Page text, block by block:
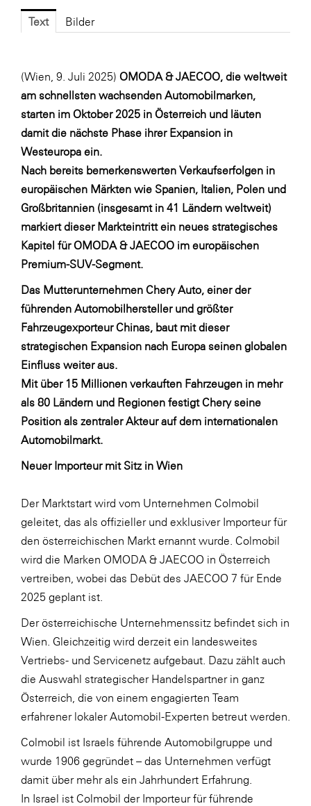
Fressnapf
FV Energierohstoff & Kraftstoff
Gas Connect Austria
GBV - Verband gemeinnütziger
Bauvereinigungen
Getzner Werkstoffe
Heimat Österreich
ikp
Johnson & Johnson
JELD-WEN DANA
LAT Nitrogen
Libro
Die Menü-Manufaktur
MTH Retail Group
OMV
PAGRO
PHH Rechtsanwält:innen
Salesforce
sebamed
SeneCura
SERVICE&MORE
SKINUANCE®
Somfy
Sony DADC
SPIEGLTEC
STIHL Tirol
Text Bilder
(Wien, 9. Juli 2025) OMODA & JAECOO, die weltweit
am schnellsten wachsenden Automobilmarken,
starten im Oktober 2025 in Österreich und läuten
damit die nächste Phase ihrer Expansion in
Westeuropa ein.
Nach bereits bemerkenswerten Verkaufserfolgen in
europäischen Märkten wie Spanien, Italien, Polen und
Großbritannien (insgesamt in 41 Ländern weltweit)
markiert dieser Markteintritt ein neues strategisches
Kapitel für OMODA & JAECOO im europäischen
Premium-SUV-Segment.
Das Mutterunternehmen Chery Auto, einer der
führenden Automobilhersteller und größter
Fahrzeugexporteur Chinas, baut mit dieser
strategischen Expansion nach Europa seinen globalen
Einfluss weiter aus.
Mit über 15 Millionen verkauften Fahrzeugen in mehr
als 80 Ländern und Regionen festigt Chery seine
Position als zentraler Akteur auf dem internationalen
Automobilmarkt.
Neuer Importeur mit Sitz in Wien
Der Marktstart wird vom Unternehmen Colmobil
geleitet, das als offizieller und exklusiver Importeur für
den österreichischen Markt ernannt wurde. Colmobil
wird die Marken OMODA & JAECOO in Österreich
vertreiben, wobei das Debüt des JAECOO 7 für Ende
2025 geplant ist.
Der österreichische Unternehmenssitz befindet sich in
Wien. Gleichzeitig wird derzeit ein landesweites
Vertriebs- und Servicenetz aufgebaut. Dazu zählt auch
die Auswahl strategischer Handelspartner in ganz
Österreich, die von einem engagierten Team
erfahrener lokaler Automobil-Experten betreut werden.
Colmobil ist Israels führende Automobilgruppe und
wurde 1906 gegründet – das Unternehmen verfügt
damit über mehr als ein Jahrhundert Erfahrung.
In Israel ist Colmobil der Importeur für führende